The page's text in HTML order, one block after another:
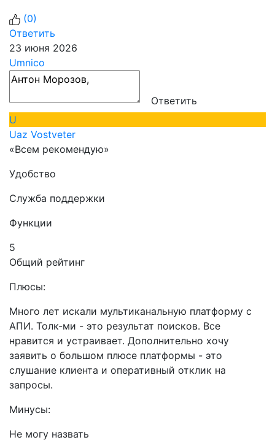
(0)
Ответить
23 июня 2026
Umnico
Ответить
U
Uaz Vostveter
«Всем рекомендую»
Удобство
Служба поддержки
Функции
5
Общий рейтинг
Плюсы:
Много лет искали мультиканальную платформу с
АПИ. Толк-ми - это результат поисков. Все
нравится и устраивает. Дополнительно хочу
заявить о большом плюсе платформы - это
слушание клиента и оперативный отклик на
запросы.
Минусы:
Не могу назвать